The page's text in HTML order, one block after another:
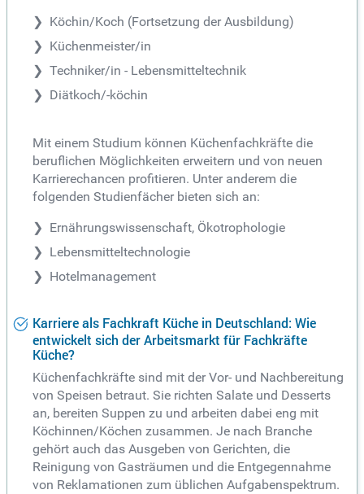
Köchin/Koch (Fortsetzung der Ausbildung)
Küchenmeister/in
Techniker/in - Lebensmitteltechnik
Diätkoch/-köchin
Mit einem Studium können Küchenfachkräfte die
beruflichen Möglichkeiten erweitern und von neuen
Karrierechancen profitieren. Unter anderem die
folgenden Studienfächer bieten sich an:
Ernährungswissenschaft, Ökotrophologie
Lebensmitteltechnologie
Hotelmanagement
Karriere als Fachkraft Küche in Deutschland: Wie
entwickelt sich der Arbeitsmarkt für Fachkräfte
Küche?
Küchenfachkräfte sind mit der Vor- und Nachbereitung
von Speisen betraut. Sie richten Salate und Desserts
an, bereiten Suppen zu und arbeiten dabei eng mit
Köchinnen/Köchen zusammen. Je nach Branche
gehört auch das Ausgeben von Gerichten, die
Reinigung von Gasträumen und die Entgegennahme
von Reklamationen zum üblichen Aufgabenspektrum.